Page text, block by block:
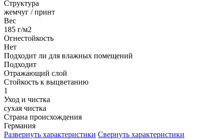
Структура
жемчуг / принт
Вес
185 г/м2
Огнестойкость
Нет
Подходит ли для влажных помещений
Подходит
Отражающий слой
Стойкость к выцветанию
1
Уход и чистка
сухая чистка
Страна происхождения
Германия
Развернуть характеристики Свернуть характеристики